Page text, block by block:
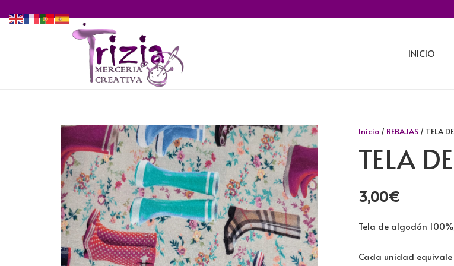
INICIO
Inicio/ REBAJAS/ TELA
TELA
3,00€
Tela de algodón
Cada unidad equivale